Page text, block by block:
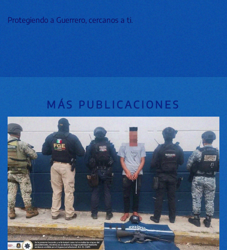
Protegiendo a Guerrero, cercanos a ti.
MÁS PUBLICACIONES